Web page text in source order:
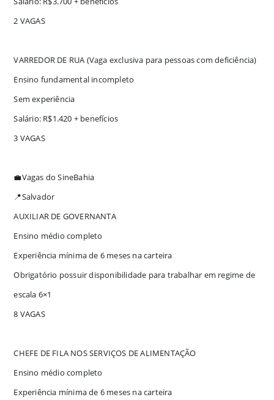
2 VAGAS
VARREDOR DE RUA (Vaga exclusiva para pessoas com deficiência)
Ensino fundamental incompleto
Sem experiência
Salário: R$1.420 + benefícios
3 VAGAS
💼Vagas do SineBahia
📍Salvador
AUXILIAR DE GOVERNANTA
Ensino médio completo
Experiência mínima de 6 meses na carteira
Obrigatório possuir disponibilidade para trabalhar em regime de
escala 6×1
8 VAGAS
CHEFE DE FILA NOS SERVIÇOS DE ALIMENTAÇÃO
Ensino médio completo
Experiência mínima de 6 meses na carteira